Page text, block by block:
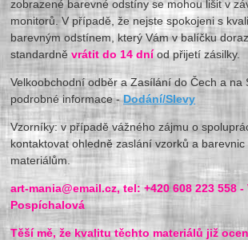
zobrazené barevné odstíny se mohou lišit v
monitorů. V případě, že nejste spokojeni s
barevným odstínem, který Vám v balíčku
standardněvrátit do 14 dníod přijetí zásilky.
Velkoobchodní odběr a Zasílání do Čech a na
podrobné informace -Dodání/Slevy
Vzorníky: v případě vážného zájmu o
kontaktovat ohledně zaslání vzorků a barevnic
materiálům.
art-mania@email.cz, tel: +420 608 223 558 -
Pospíchalová
Těší mě, že kvalitu těchto materiálů již